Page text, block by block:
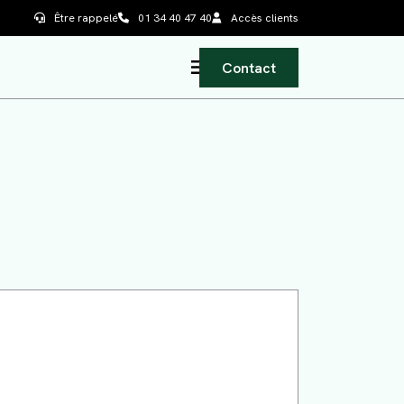
Être rappelé 01 34 40 47 40 Accès clients
Contact